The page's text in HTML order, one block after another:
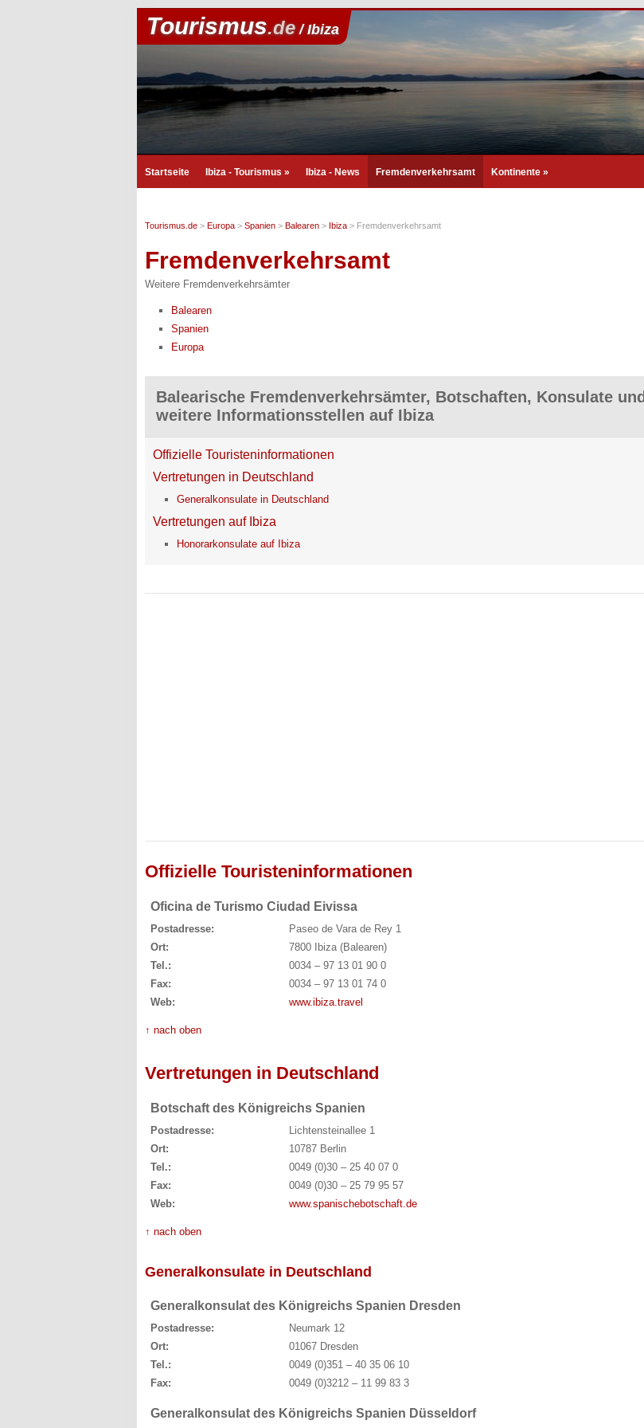
Tourismus.de/ Ibiza
Startseite Ibiza - Tourismus » Ibiza - News Fremdenverkehrsamt Kontinente »
Tourismus.de > Europa > Spanien > Balearen > Ibiza > Fremdenverkehrsamt
Fremdenverkehrsamt
Weitere Fremdenverkehrsämter
Balearen
Spanien
Europa
Balearische Fremdenverkehrsämter, Botschaften, Konsulate und
weitere Informationsstellen auf Ibiza
Offizielle Touristeninformationen
Vertretungen in Deutschland
Generalkonsulate in Deutschland
Vertretungen auf Ibiza
Honorarkonsulate auf Ibiza
Offizielle Touristeninformationen
Oficina de Turismo Ciudad Eivissa
Postadresse:
Paseo de Vara de Rey 1
Ort:
7800 Ibiza (Balearen)
Tel.:
0034 – 97 13 01 90 0
Fax:
0034 – 97 13 01 74 0
Web:
www.ibiza.travel
↑ nach oben
Vertretungen in Deutschland
Botschaft des Königreichs Spanien
Postadresse:
Lichtensteinallee 1
Ort:
10787 Berlin
Tel.:
0049 (0)30 – 25 40 07 0
Fax:
0049 (0)30 – 25 79 95 57
Web:
www.spanischebotschaft.de
↑ nach oben
Generalkonsulate in Deutschland
Generalkonsulat des Königreichs Spanien Dresden
Postadresse:
Neumark 12
Ort:
01067 Dresden
Tel.:
0049 (0)351 – 40 35 06 10
Fax:
0049 (0)3212 – 11 99 83 3
Generalkonsulat des Königreichs Spanien Düsseldorf